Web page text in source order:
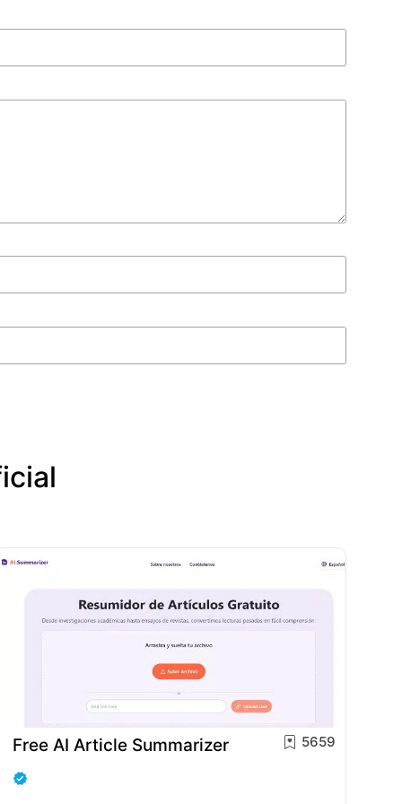
Free AI Article Summarizer 5659